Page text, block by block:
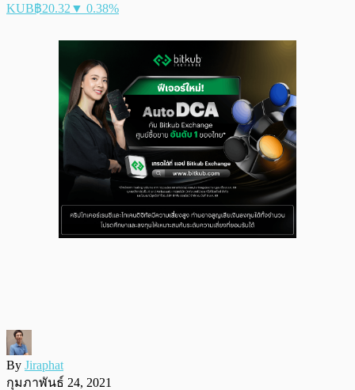
KUB฿20.32 ▼ 0.38%
By Jiraphat
กุมภาพันธ์ 24, 2021